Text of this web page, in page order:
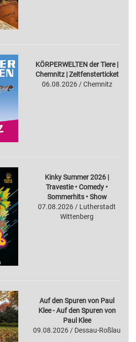
KÖRPERWELTEN der Tiere |
Chemnitz | Zeitfensterticket
06.08.2026 / Chemnitz
Kinky Summer 2026 |
Travestie • Comedy •
Sommerhits • Show
07.08.2026 / Lutherstadt
Wittenberg
Auf den Spuren von Paul
Klee - Auf den Spuren von
Paul Klee
09.08.2026 / Dessau-Roßlau